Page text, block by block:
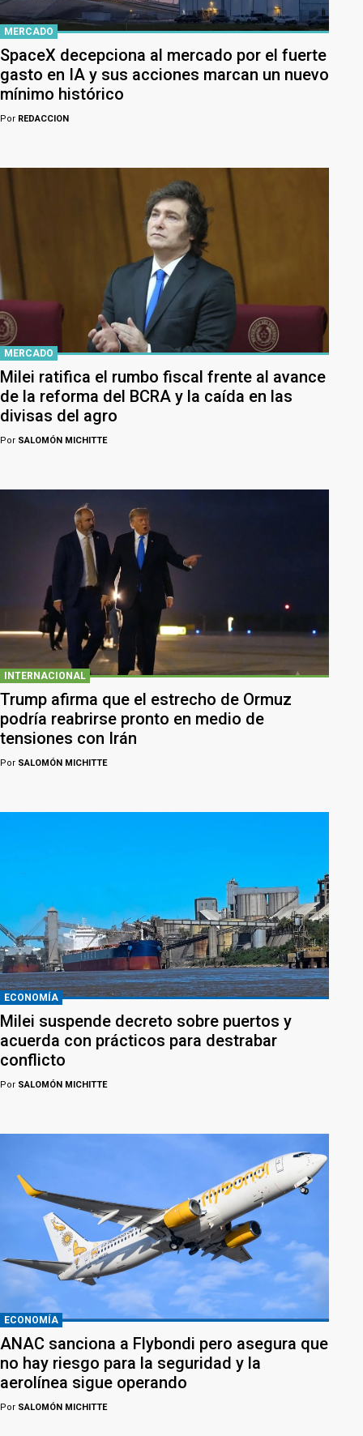
MERCADO
SpaceX decepciona al mercado por el fuerte
gasto en IA y sus acciones marcan un nuevo
mínimo histórico
Por REDACCION
MERCADO
Milei ratifica el rumbo fiscal frente al avance
de la reforma del BCRA y la caída en las
divisas del agro
Por SALOMÓN MICHITTE
INTERNACIONAL
Trump afirma que el estrecho de Ormuz
podría reabrirse pronto en medio de
tensiones con Irán
Por SALOMÓN MICHITTE
ECONOMÍA
Milei suspende decreto sobre puertos y
acuerda con prácticos para destrabar
conflicto
Por SALOMÓN MICHITTE
ECONOMÍA
ANAC sanciona a Flybondi pero asegura que
no hay riesgo para la seguridad y la
aerolínea sigue operando
Por SALOMÓN MICHITTE